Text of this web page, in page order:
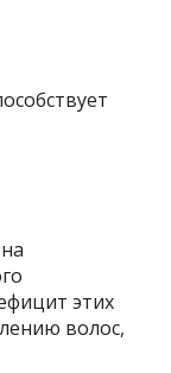
этих
волос,